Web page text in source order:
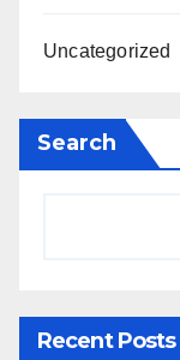
Uncategorized
Search
Recent Posts